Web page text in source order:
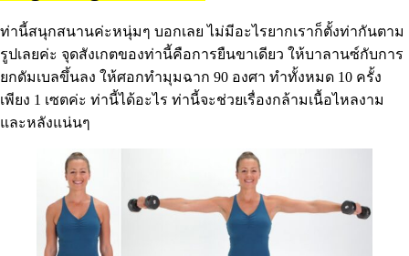
ท่านี้สนุกสนานค่ะหนุ่มๆ บอกเลย ไม่มีอะไรยากเราก็ตั้งท่ากันตาม
รูปเลยค่ะ จุดสังเกตของท่านี้คือการยืนขาเดียว ให้บาลานซ์กับการ
ยกดัมเบลขึ้นลง ให้ศอกทำมุมฉาก 90 องศา ทำทั้งหมด 10 ครั้ง
เพียง 1 เซตค่ะ ท่านี้ได้อะไร ท่านี้จะช่วยเรื่องกล้ามเนื้อไหลงาม
และหลังแน่นๆ